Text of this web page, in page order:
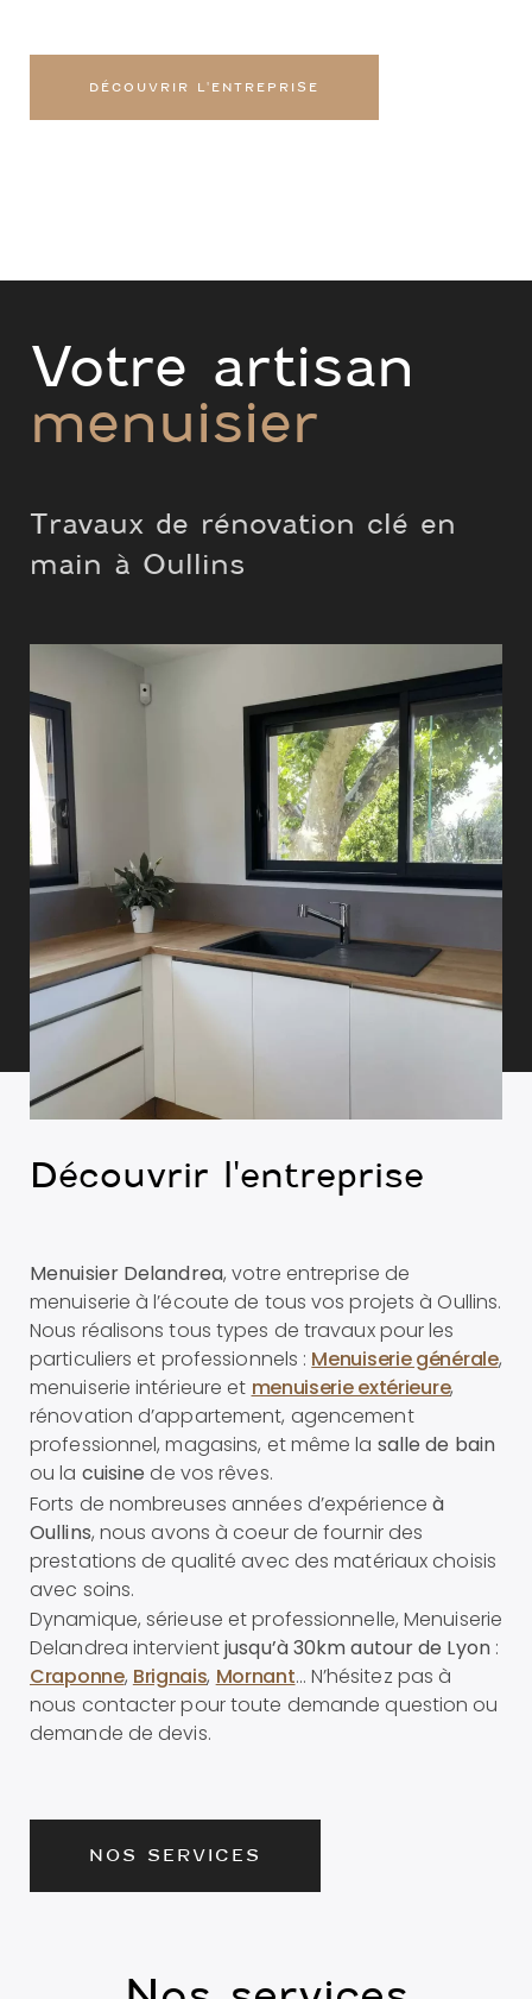
DÉCOUVRIR L'ENTREPRISE
Votre artisan
menuisier
Travaux de rénovation clé en
main à Oullins
Découvrir l'entreprise
Menuisier Delandrea, votre entreprise de
menuiserie à l’écoute de tous vos projets à Oullins.
Nous réalisons tous types de travaux pour les
particuliers et professionnels : Menuiserie générale,
menuiserie intérieure et menuiserie extérieure,
rénovation d’appartement, agencement
professionnel, magasins, et même la salle de bain
ou la cuisine de vos rêves.
Forts de nombreuses années d’expérience à
Oullins, nous avons à coeur de fournir des
prestations de qualité avec des matériaux choisis
avec soins.
Dynamique, sérieuse et professionnelle, Menuiserie
Delandrea intervientjusqu’à 30km autour de Lyon:
Craponne, Brignais, Mornant… N’hésitez pas à
nous contacter pour toute demande question ou
demande de devis.
NOS SERVICES